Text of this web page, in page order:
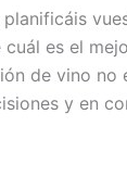
es el
de vino
y en